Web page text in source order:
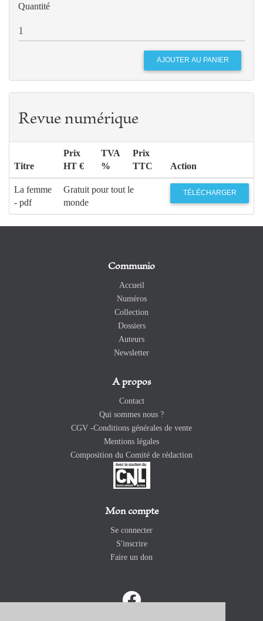
Quantité
Revue numérique
Titre
Prix
HT €
TVA
%
Prix
TTC
Action
La femme
- pdf
Gratuit pour tout le
monde
TÉLÉCHARGER
Communio
Accueil
Numéros
Collection
Dossiers
Auteurs
Newsletter
A propos
Contact
Qui sommes nous ?
CGV -Conditions générales de vente
Mentions légales
Composition du Comité de rédaction
Mon compte
Se connecter
S'inscrire
Faire un don